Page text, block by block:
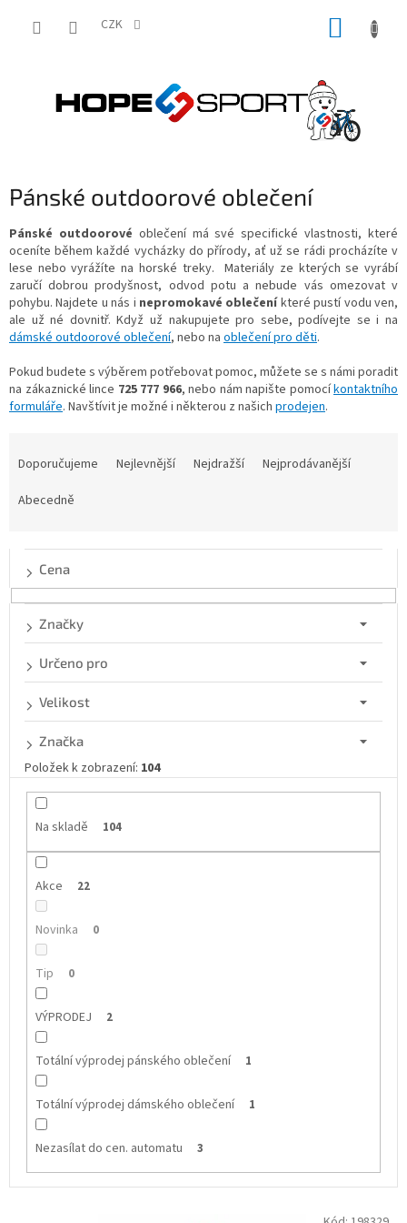
CZK
Pánské outdoorové oblečení
Pánské outdoorové oblečení má své specifické vlastnosti, které
oceníte během každé vycházky do přírody, ať už se rádi procházíte v
lese nebo vyrážíte na horské treky. Materiály ze kterých se vyrábí
zaručí dobrou prodyšnost, odvod potu a nebude vás omezovat v
pohybu. Najdete u nás i nepromokavé oblečeníkteré pustí vodu ven,
ale už né dovnitř. Když už nakupujete pro sebe, podívejte se i na
dámské outdoorové oblečení, nebo na oblečení pro děti.
Pokud budete s výběrem potřebovat pomoc, můžete se s námi poradit
na zákaznické lince 725 777 966, nebo nám napište pomocíkontaktního
formuláře. Navštívit je možné i některou z našich prodejen.
o
Doporučujeme Nejlevnější Nejdražší
Nejprodávanější
Abecedně
Cena
Na skladě 104
Akce 22
Novinka 0
Tip 0
VÝPRODEJ 2
Totální výprodej pánského oblečení 1
Totální výprodej dámského oblečení 1
Nezasílat do cen. automatu 3
Značky
Určeno pro
Velikost
Značka
Položek k zobrazení: 104